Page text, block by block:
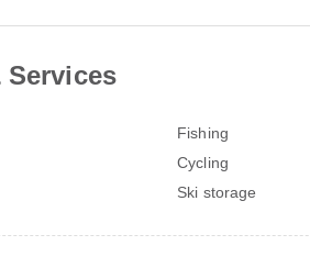
Fishing
Cycling
Ski storage